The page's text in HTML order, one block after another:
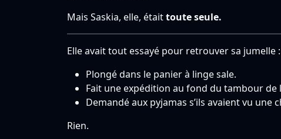
Mais Saskia, elle, étaittoute seule.
Elle avait tout essayé pour retrouver sa jumelle :
Plongé dans le panier à linge sale.
Fait une expédition au fond du tambour de
Demandé aux pyjamas s’ils avaient vu une
Rien.